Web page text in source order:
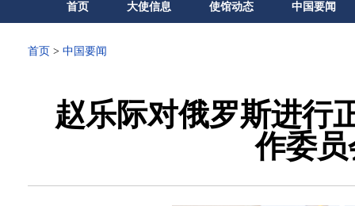
首页 大使信息 使馆动态 中国要闻
首页 > 中国要闻
赵乐际对俄罗斯进行
作委